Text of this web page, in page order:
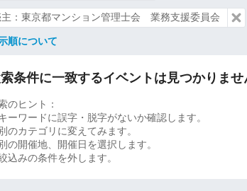
主：東京都マンション管理士会 業務支援委員会
順について
条件に一致するイベントは見つかりませ
のヒント：
ーワードに誤字・脱字がないか確認します。
のカテゴリに変えてみます。
の開催地、開催日を選択します。
込みの条件を外します。